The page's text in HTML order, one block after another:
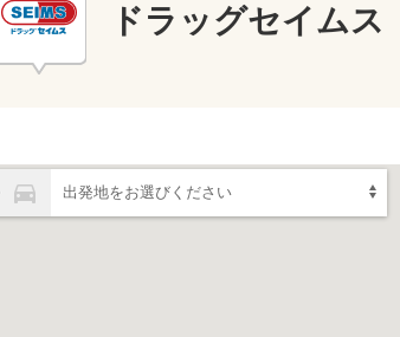
ドラッグセイム
出発地をお選びください